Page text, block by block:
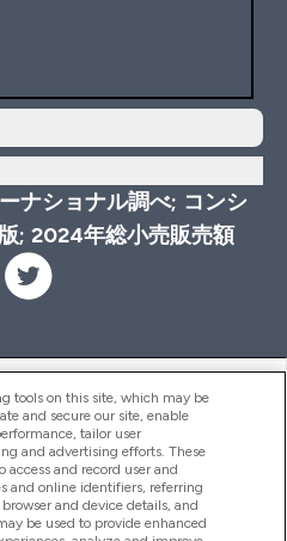
ナショナル調べ; コンシ
; 2024年総小売販売額
tools on this site, which may be
and secure our site, enable
tailor user
and advertising efforts. These
access and record user and
and online identifiers, referring
and device details, and
be used to provide enhanced